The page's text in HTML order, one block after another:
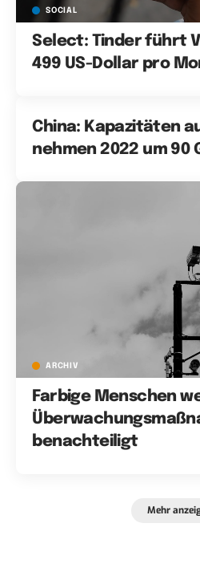
SOCIAL
Select: Tinder führt
499 US-Dollar pro
China: Kapazitäten
nehmen 2022 um 90
ARCHIV
Farbige Menschen
benachteiligt
Mehr